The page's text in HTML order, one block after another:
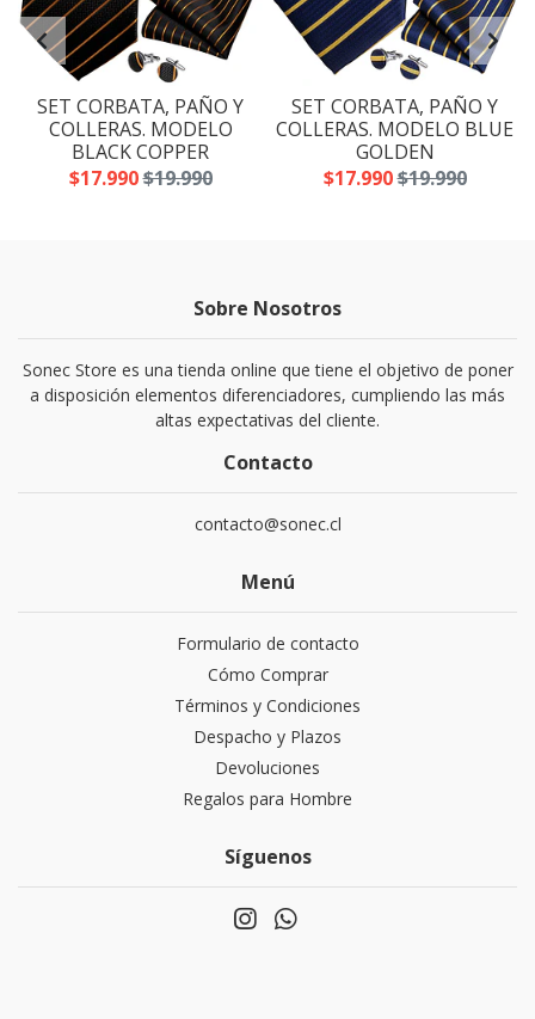
SET CORBATA, PAÑO Y
COLLERAS. MODELO
BLACK COPPER
$17.990$19.990
SET CORBATA, PAÑO Y
COLLERAS. MODELO BLUE
GOLDEN
$17.990$19.990
Sobre Nosotros
Sonec Store es una tienda online que tiene el objetivo de poner
a disposición elementos diferenciadores, cumpliendo las más
altas expectativas del cliente.
Contacto
contacto@sonec.cl
Menú
Formulario de contacto
Cómo Comprar
Términos y Condiciones
Despacho y Plazos
Devoluciones
Regalos para Hombre
Síguenos